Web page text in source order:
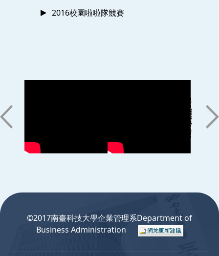
2016校園啦啦隊競賽
©2017南臺科技大學企業管理系Department of
Business Administration